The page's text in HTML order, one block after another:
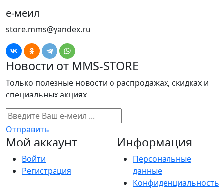
е-меил
store.mms@yandex.ru
Новости от MMS-STORE
Только полезные новости о распродажах, скидках и
специальных акциях
Отправить
Мой аккаунт
Войти
Регистрация
Информация
Персональные
данные
Конфиденциальность